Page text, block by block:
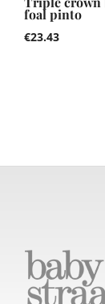
foal pinto
€23.43